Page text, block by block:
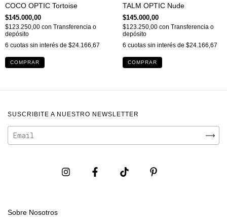
COCO OPTIC Tortoise
$145.000,00
$123.250,00 con Transferencia o
depósito
6 cuotas sin interés de $24.166,67
TALM OPTIC Nude
$145.000,00
$123.250,00 con Transferencia o
depósito
6 cuotas sin interés de $24.166,67
SUSCRIBITE A NUESTRO NEWSLETTER
Sobre Nosotros